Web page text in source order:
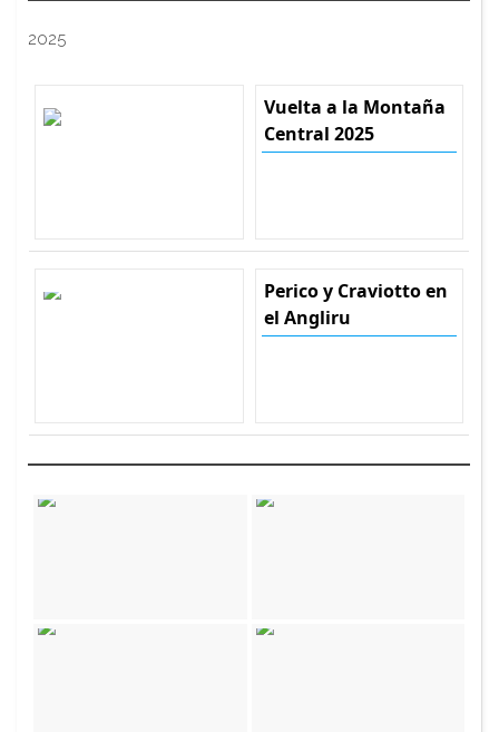
2025
Vuelta a la Montaña
Central 2025
Perico y Craviotto en
el Angliru